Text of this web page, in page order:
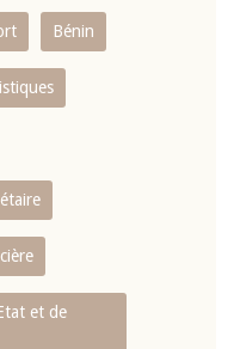
Bénin
et de